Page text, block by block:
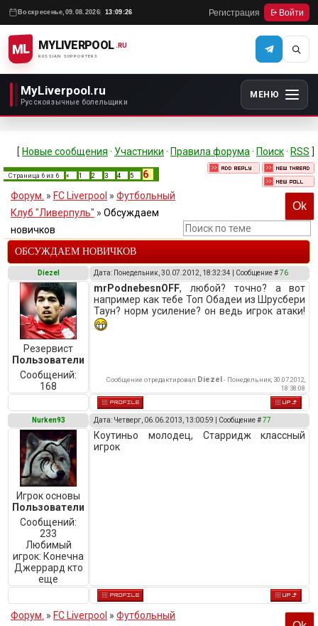
Воскресенье, 09.08.2026 13:09:26 Регистрация Войти
ML MYLIVERPOOL
RUSSIAN SUPPORTERS
.RU
MyLiverpool.ru
Русскоязычные болельщики
МЕНЮ
[ Новые сообщения · Участники · Правила форума · Поиск · RSS
Страница 6 из 6 « 1 2 3 4 5
6
Форум. » FC Liverpool » Футбольный
Клуб "Ливерпуль" » Обсуждаем
новичков
ОБСУЖДАЕМ НОВИЧКОВ
Diezel Дата: Понедельник, 30.07.2012, 18:32:34 | Сообщение #76
Резервист
Пользователи
Сообщений:
168
mrPodnebesnOFF, любой? точно? а вот
например как тебе Топ Обадеи из Шрусбери
Таун? норм усиление? он ведь игрок атаки!
Сообщение отредактировал Diezel- Понедельник, 30.07.2012,
18:38:08
Nurken93 Дата: Четверг, 06.06.2013, 13:00:59 | Сообщение #77
Игрок основы
Пользователи
Сообщений:
233
Любимый
игрок: Конечна
Джеррард кто
еще
Коутиньо молодец, Старридж классный
игрок
Форум. » FC Liverpool » Футбольный